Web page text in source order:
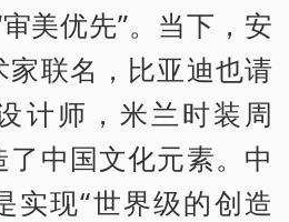
美优先”。当下，安
联名，比亚迪也请
计师，米兰时装周
中国文化元素。中
实现“世界级的创造